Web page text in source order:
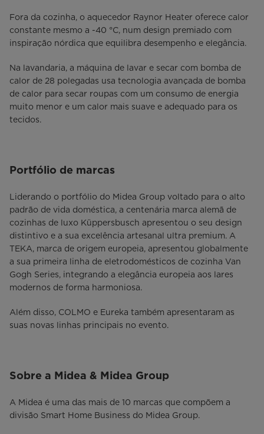
Fora da cozinha, o aquecedor Raynor Heater oferece calor
constante mesmo a -40 °C, num design premiado com
inspiração nórdica que equilibra desempenho e elegância.
Na lavandaria, a máquina de lavar e secar com bomba de
calor de 28 polegadas usa tecnologia avançada de bomba
de calor para secar roupas com um consumo de energia
muito menor e um calor mais suave e adequado para os
tecidos.
Portfólio de marcas
Liderando o portfólio do Midea Group voltado para o alto
padrão de vida doméstica, a centenária marca alemã de
cozinhas de luxo Küppersbusch apresentou o seu design
distintivo e a sua excelência artesanal ultra premium. A
TEKA, marca de origem europeia, apresentou globalmente
a sua primeira linha de eletrodomésticos de cozinha Van
Gogh Series, integrando a elegância europeia aos lares
modernos de forma harmoniosa.
Além disso, COLMO e Eureka também apresentaram as
suas novas linhas principais no evento.
Sobre a Midea & Midea Group
A Midea é uma das mais de 10 marcas que compõem a
divisão Smart Home Business do Midea Group.